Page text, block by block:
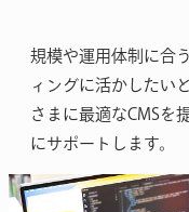
規模や運用体制に合
ィングに活かしたい
さまに最適なCMSを
にサポートします。